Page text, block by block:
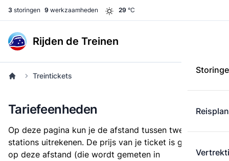
3 storingen 9 werkzaamheden 29 °C
Rijden de Treinen
Treintickets
Tariefeenheden
Op deze pagina kun je de afstand tussen twee
stations uitrekenen. De prijs van je ticket is gebaseerd
op deze afstand (die wordt gemeten in